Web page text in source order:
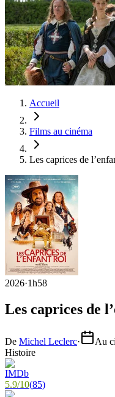
Accueil
Films au cinéma
Les caprices de
2026·1h58
Les caprices de
De Michel Leclerc· Au
Histoire
5.9/10(85)